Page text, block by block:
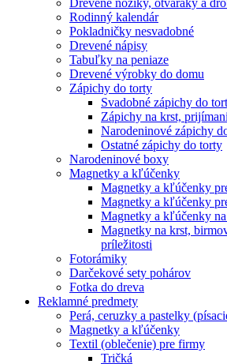
Drevené nožíky, otváraky a
Rodinný kalendár
Pokladničky nesvadobné
Drevené nápisy
Tabuľky na peniaze
Drevené výrobky do domu
Zápichy do torty
Svadobné zápichy do
Zápichy na krst,
Narodeninové zápichy
Ostatné zápichy do torty
Narodeninové boxy
Magnetky a kľúčenky
Magnetky a kľúčenky
Magnetky a kľúčenky
Magnetky a kľúčenky
Magnetky na krst,
príležitosti
Fotorámiky
Darčekové sety pohárov
Fotka do dreva
Reklamné predmety
Perá, ceruzky a pastelky
Magnetky a kľúčenky
Textil (oblečenie) pre firmy
Tričká